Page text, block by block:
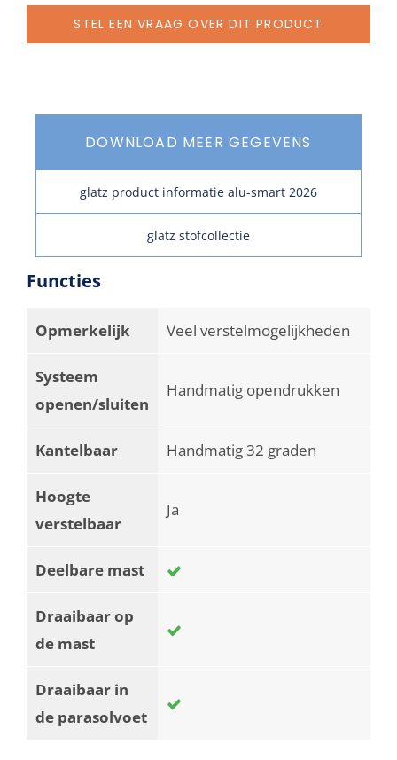
STEL EEN VRAAG OVER DIT PRODUCT
DOWNLOAD MEER GEGEVENS
glatz product informatie alu-smart 2026
glatz stofcollectie
Functies
Opmerkelijk Veel verstelmogelijkheden
Systeem
openen/sluiten
Handmatig opendrukken
Kantelbaar Handmatig 32 graden
Hoogte
verstelbaar
Ja
Deelbare mast
Draaibaar op
de mast
Draaibaar in
de parasolvoet